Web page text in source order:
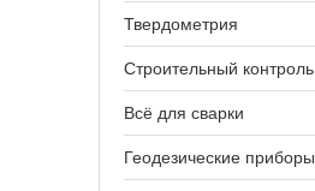
Твердометрия
Строительный контроль
Всё для сварки
Геодезические приборы